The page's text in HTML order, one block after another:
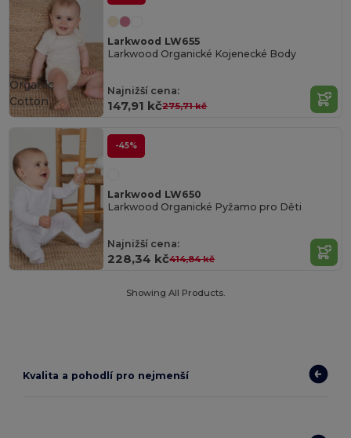
Larkwood LW655
Larkwood Organické Kojenecké Body
Najnižší cena:
147,91 kč275,71 kč
Organic
Cotton
-45%
Larkwood LW650
Larkwood Organické Pyžamo pro Děti
Najnižší cena:
228,34 kč414,84 kč
Showing All Products.
Kvalita a pohodlí pro nejmenší